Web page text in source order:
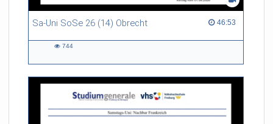
Sa-Uni SoSe 26 (14) Obrecht 46:53
46:53 duration
744